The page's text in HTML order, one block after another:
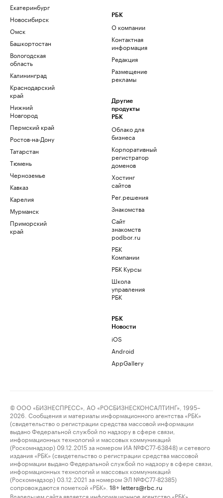
Екатеринбург
Новосибирск
Омск
Башкортостан
Вологодская
область
Калининград
Краснодарский
край
Нижний
Новгород
Пермский край
Ростов-на-Дону
Татарстан
Тюмень
Черноземье
Кавказ
Карелия
Мурманск
Приморский
край
РБК
О компании
Контактная
информация
Редакция
Размещение
рекламы
Другие
продукты
РБК
Облако для
бизнеса
Корпоративный
регистратор
доменов
Хостинг
сайтов
Рег.решения
Знакомства
Сайт
знакомств
podbor.ru
РБК
Компании
РБК Курсы
Школа
управления
РБК
РБК
Новости
iOS
Android
AppGallery
© ООО «БИЗНЕСПРЕСС», АО «РОСБИЗНЕСКОНСАЛТИНГ», 1995–
2026. Сообщения и материалы информационного агентства «РБК»
(свидетельство о регистрации средства массовой информации
выдано Федеральной службой по надзору в сфере связи,
информационных технологий и массовых коммуникаций
(Роскомнадзор) 09.12.2015 за номером ИА №ФС77-63848) и сетевого
издания «РБК» (свидетельство о регистрации средства массовой
информации выдано Федеральной службой по надзору в сфере связи,
информационных технологий и массовых коммуникаций
(Роскомнадзор) 03.12.2021 за номером ЭЛ №ФС77-82385)
сопровождаются пометкой «РБК».
18+ letters@rbc.ru
Владельцем сайта является информационное агентство «РБК».